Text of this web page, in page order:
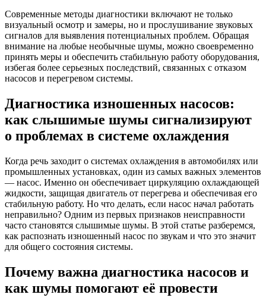
Современные методы диагностики включают не только
визуальный осмотр и замеры, но и прослушивание звуковых
сигналов для выявления потенциальных проблем. Обращая
внимание на любые необычные шумы, можно своевременно
принять меры и обеспечить стабильную работу оборудования,
избегая более серьезных последствий, связанных с отказом
насосов и перегревом системы.
Диагностика изношенных насосов:
как слышимые шумы сигнализируют
о проблемах в системе охлаждения
Когда речь заходит о системах охлаждения в автомобилях или
промышленных установках, один из самых важных элементов
— насос. Именно он обеспечивает циркуляцию охлаждающей
жидкости, защищая двигатель от перегрева и обеспечивая его
стабильную работу. Но что делать, если насос начал работать
неправильно? Одним из первых признаков неисправности
часто становятся слышимые шумы. В этой статье разберемся,
как распознать изношенный насос по звукам и что это значит
для общего состояния системы.
Почему важна диагностика насосов и
как шумы помогают её провести